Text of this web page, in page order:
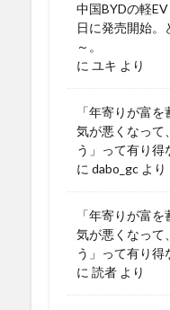
中国BYDの軽
日に発売開始。
～。
に ユキ より
「年寄りが富
気が悪くなって
う」って有り得
に dabo_gc より
「年寄りが富
気が悪くなって
う」って有り得
に 読者 より